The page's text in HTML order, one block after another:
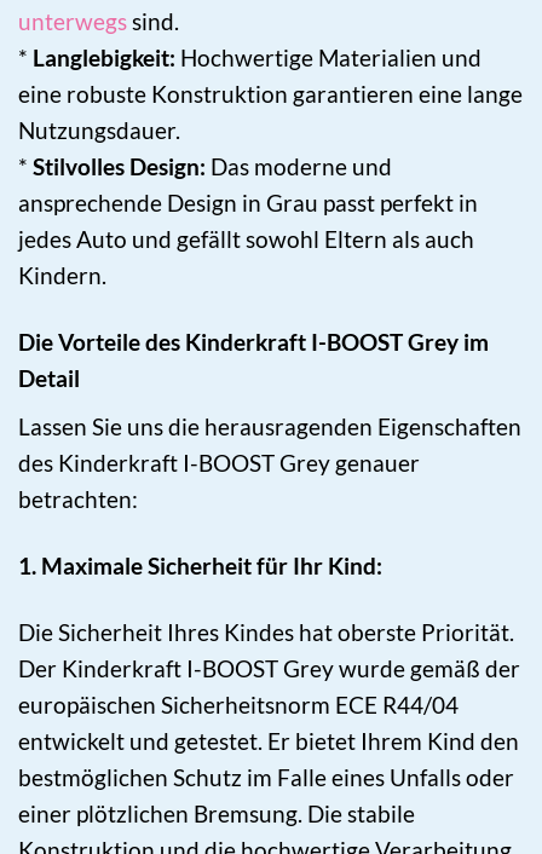
unterwegssind.
* Langlebigkeit: Hochwertige Materialien und
eine robuste Konstruktion garantieren eine lange
Nutzungsdauer.
* Stilvolles Design: Das moderne und
ansprechende Design in Grau passt perfekt in
jedes Auto und gefällt sowohl Eltern als auch
Kindern.
Die Vorteile des Kinderkraft I-BOOST Grey im
Detail
Lassen Sie uns die herausragenden Eigenschaften
des Kinderkraft I-BOOST Grey genauer
betrachten:
1. Maximale Sicherheit für Ihr Kind:
Die Sicherheit Ihres Kindes hat oberste Priorität.
Der Kinderkraft I-BOOST Grey wurde gemäß der
europäischen Sicherheitsnorm ECE R44/04
entwickelt und getestet. Er bietet Ihrem Kind den
bestmöglichen Schutz im Falle eines Unfalls oder
einer plötzlichen Bremsung. Die stabile